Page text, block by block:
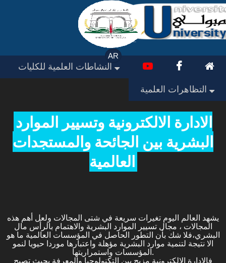
AR
الادارة الالكترونية وتسيير الموارد
البشرية بين الجائحة والمستجدات
العالمية
يشهد العالم اليوم تغيرات سريعة في شتى المجالات ولعل أهم هذه
المجالات ، مجال تسيير الموارد البشرية والاهتمام بالرأس مال
البشري،فلا شك بأن التطور الحاصل في المؤسسات العالمية ما هو
الا نتيجة لتنمية موارد البشرية مؤهلة واعتبارها موردا حيويا لنمو
المؤسسات واستمراريتها.
فالادارة الالكترونية مزيج بين التكنولوجيا والمعرفة بحيث تصبح